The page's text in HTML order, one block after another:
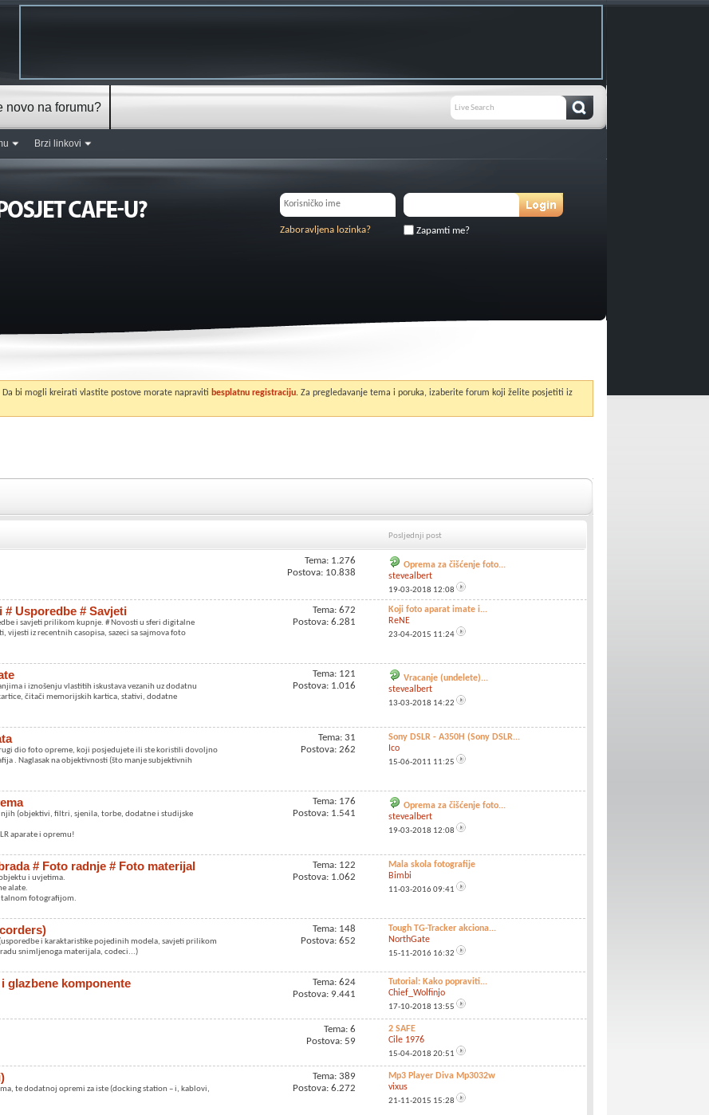
Brzi linkovi
novo na forumu?
Zapamti me?
Zaboravljena lozinka?
Da bi mogli kreirati vlastite postove morate napraviti besplatnu registraciju. Za pregledavanje tema i poruka, izaberite forum koji želite posjetiti iz
Posljednji post
Tema: 1.276
Postova: 10.838
Oprema za čišćenje foto...
stevealbert
19-03-2018 12:08
Usporedbe # Savjeti
i savjeti prilikom kupnje. # Novosti u sferi digitalne
iz recentnih casopisa, sazeci sa sajmova foto
Tema: 672
Postova: 6.281
Koji foto aparat imate i...
ReNE
23-04-2015 11:24
i iznošenju vlastitih iskustava vezanih uz dodatnu
čitači memorijskih kartica, stativi, dodatne
Tema: 121
Postova: 1.016
Vracanje (undelete)...
stevealbert
13-03-2018 14:22
dio foto opreme, koji posjedujete ili ste koristili dovoljno
. Naglasak na objektivnosti (što manje subjektivnih
Tema: 31
Postova: 262
Sony DSLR - A350H (Sony DSLR...
Ico
15-06-2011 11:25
(objektivi, filtri, sjenila, torbe, dodatne i studijske
aparate i opremu!
Tema: 176
Postova: 1.541
Oprema za čišćenje foto...
stevealbert
19-03-2018 12:08
# Foto radnje # Foto materijal
i uvjetima.
alate.
fotografijom.
Tema: 122
Postova: 1.062
Mala skola fotografije
Bimbi
11-03-201609:41
i karaktaristike pojedinih modela, savjeti prilikom
snimljenoga materijala, codeci...)
Tema: 148
Postova: 652
Tough TG-Tracker akciona...
NorthGate
15-11-2016 16:32
glazbene komponente
Tema: 624
Postova: 9.441
Tutorial: Kako popraviti...
Chief_Wolfinjo
17-10-2018 13:55
Tema: 6
Postova: 59
2 SAFE
Cile 1976
15-04-2018 20:51
te dodatnoj opremi za iste (docking station – i, kablovi,
Tema: 389
Postova: 6.272
Mp3 Player Diva Mp3032w
vixus
21-11-2015 15:28